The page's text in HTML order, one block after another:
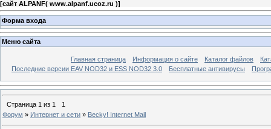
[сайт ALPANF( www.alpanf.ucoz.ru )]
Форма входа
Меню сайта
Главная страница Информация о сайте Каталог файлов
Последние версии EAV NOD32 и ESS NOD32 3.0
Бесплатные антивирусы
Страница 1 из 1
1
Форум » Интернет и сети » Becky! Internet Mail